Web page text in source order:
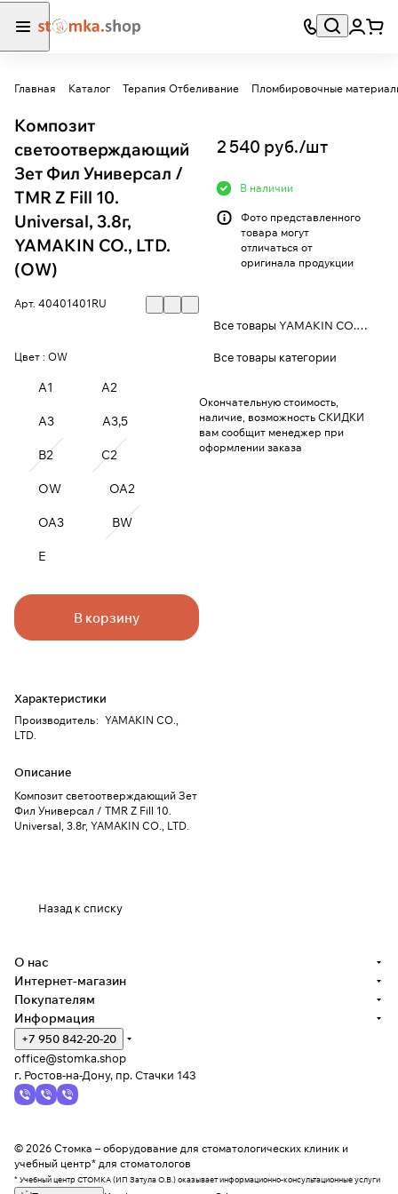
Главная Каталог Терапия Отбеливание Пломбировочные
Композит
светоотверждающий
Зет Фил Универсал /
TMR Z Fill 10.
Universal, 3.8г,
YAMAKIN CO., LTD.
(OW)
Арт. 40401401RU
Цвет : OW
A1 A2
A3 A3,5
B2 C2
OW OA2
OA3 BW
E
В корзину
Характеристики
Производитель: YAMAKIN CO.,
LTD.
Описание
Композит светоотверждающий Зет
Фил Универсал / TMR Z Fill 10.
Universal, 3.8г, YAMAKIN CO., LTD.
2 540 руб./шт
В наличии
Фото представленного
товара могут
отличаться от
оригинала продукции
Все товары YAMAKIN CO., LTD.
Все товары категории
Окончательную стоимость,
наличие, возможность СКИДКИ
вам сообщит менеджер при
оформлении заказа
Назад к списку
О нас
Интернет-магазин
Покупателям
Информация
+7 950 842-20-20
office@stomka.shop
г. Ростов-на-Дону, пр. Стачки 143
© 2026 Стомка – оборудование для стоматологических клиник и
учебный центр* для стоматологов
* Учебный центр СТОМКА (ИП Затула О.В.) оказывает информационно-консультационные услуги